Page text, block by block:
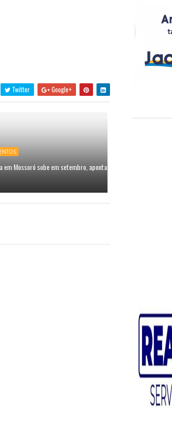
Twitter Google+
em Mossoró sobe em setembro, aponta